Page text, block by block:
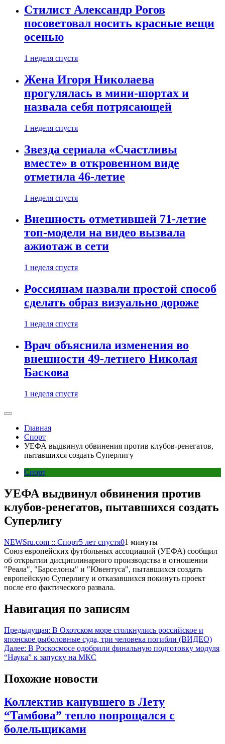
Стилист Александр Рогов
посоветовал носить красные вещи
осенью
1 неделя спустя
Жена Игоря Николаева
прогулялась в мини-шортах и
назвала себя потрясающей
1 неделя спустя
Звезда сериала «Счастливы
вместе» в откровенном виде
отметила 46-летие
1 неделя спустя
Внешность отметившей 71-летие
топ-модели на видео вызвала
ажиотаж в сети
1 неделя спустя
Россиянам назвали простой способ
сделать образ визуально дороже
1 неделя спустя
Врач объяснила изменения во
внешности 49-летнего Николая
Баскова
1 неделя спустя
Главная
Спорт
УЕФА выдвинул обвинения против клубов-ренегатов,
пытавшихся создать Суперлигу
Спорт
УЕФА выдвинул обвинения против
клубов-ренегатов, пытавшихся создать
Суперлигу
NEWSru.com :: Спорт5 лет спустя01 минуты
Союз европейских футбольных ассоциаций (УЕФА) сообщил
об открытии дисциплинарного производства в отношении
"Реала", "Барселоны" и "Ювентуса", пытавшихся создать
европейскую Суперлигу и отказавшихся покинуть проект
после его фактического развала.
Навигация по записям
Предыдущая: В Охотском море столкнулись российское и
японское рыболовные суда, три человека погибли (ВИДЕО)
Далее: В Роскосмосе одобрили финальную подготовку модуля
“Наука” к запуску на МКС
Похожие новости
Коллектив канувшего в Лету
“Тамбова” тепло попрощался с
болельщиками